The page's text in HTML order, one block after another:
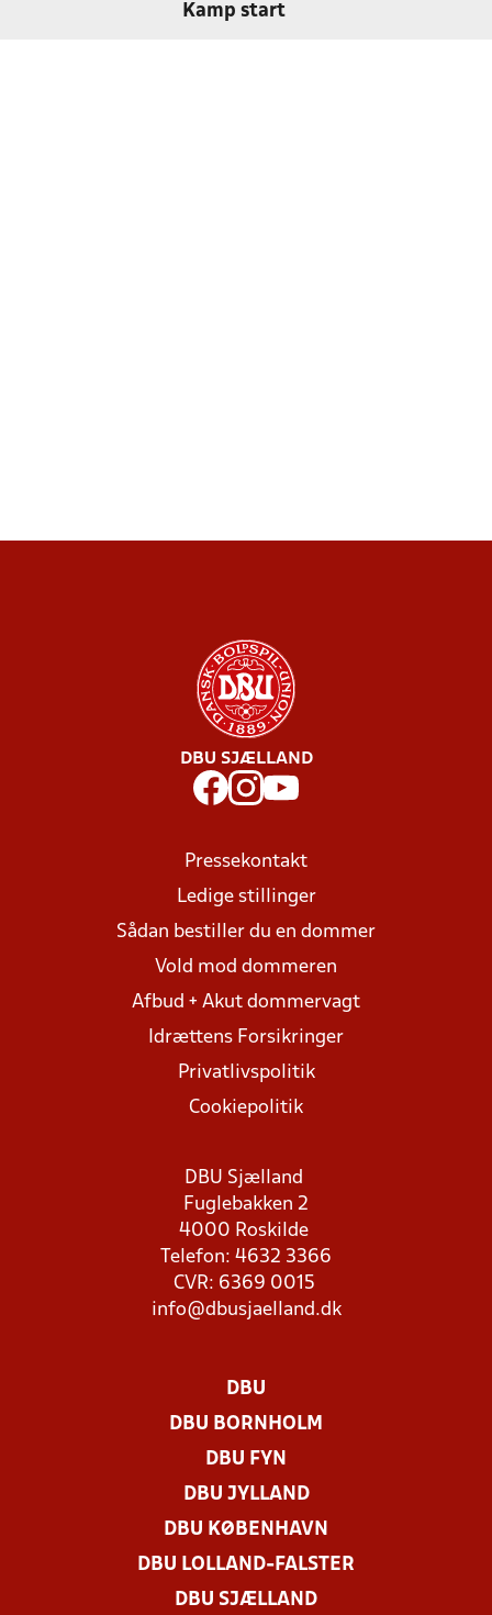
Kamp start
DBU SJÆLLAND
Pressekontakt
Ledige stillinger
Sådan bestiller du en dommer
Vold mod dommeren
Afbud + Akut dommervagt
Idrættens Forsikringer
Privatlivspolitik
Cookiepolitik
DBU Sjælland
Fuglebakken 2
4000 Roskilde
Telefon: 4632 3366
CVR: 6369 0015
info@dbusjaelland.dk
DBU
DBU BORNHOLM
DBU FYN
DBU JYLLAND
DBU KØBENHAVN
DBU LOLLAND-FALSTER
DBU SJÆLLAND